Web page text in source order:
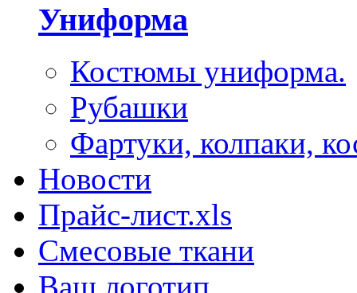
Униформа
Костюмы униформа.
Рубашки
Фартуки, колпаки,
Новости
Прайс-лист.xls
Смесовые ткани
Ваш логотип